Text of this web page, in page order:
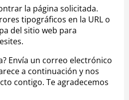
la página solicitada.
tipográficos en la URL o
del sitio web para
Envía un correo electrónico
a continuación y nos
contigo. Te agradecemos